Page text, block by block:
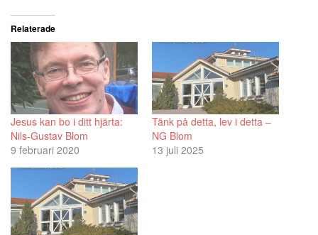
Relaterade
Jesus kan bo i ditt hjärta:
Nils-Gustav Blom
9 februari 2020
Tänk på detta, lev i detta –
NG Blom
13 juli 2025